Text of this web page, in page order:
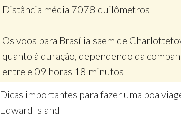
Distância média 7078 quilômetros
Os voos para Brasília saem de
quanto à duração, dependendo da
entre e 09 horas 18 minutos
Dicas importantes para fazer uma boa
Edward Island